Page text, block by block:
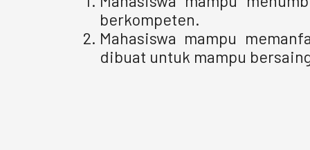
berkompeten.
Mahasiswa mampu
dibuat untuk mampu